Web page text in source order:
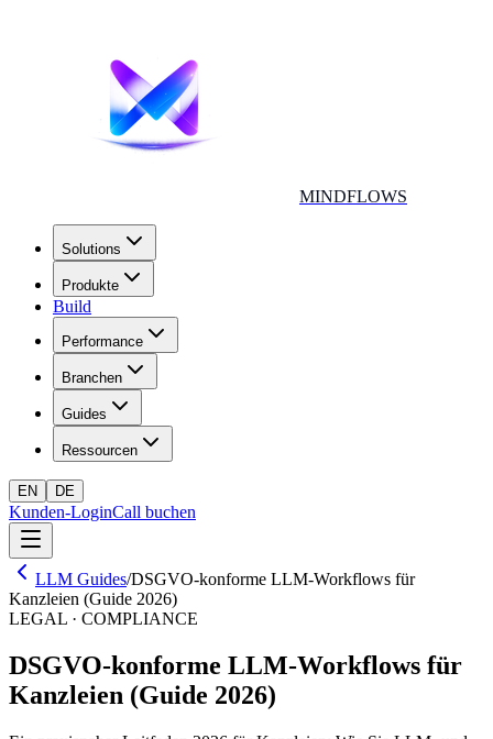
MINDFLOWS
Solutions
Produkte
Build
Performance
Branchen
Guides
Ressourcen
EN DE
Kunden-LoginCall buchen
LLM Guides/DSGVO-konforme LLM-Workflows für
Kanzleien (Guide 2026)
LEGAL · COMPLIANCE
DSGVO-konforme LLM-Workflows für
Kanzleien (Guide 2026)